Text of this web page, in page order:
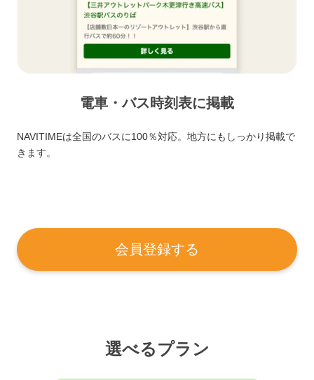
電車・バス時刻表に掲載
NAVITIMEは全国のバスに100％対応。地方にもしっかり掲載で
きます。
会員登録する
選べるプラン